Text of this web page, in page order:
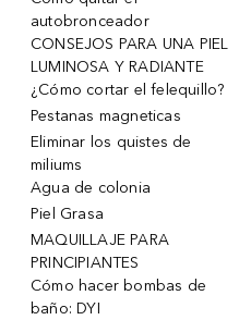
autobronceador
CONSEJOS PARA UNA PIEL
LUMINOSA Y RADIANTE
¿Cómo cortar el felequillo?
Pestanas magneticas
Eliminar los quistes de
miliums
Agua de colonia
Piel Grasa
MAQUILLAJE PARA
PRINCIPIANTES
Cómo hacer bombas de
baño: DYI